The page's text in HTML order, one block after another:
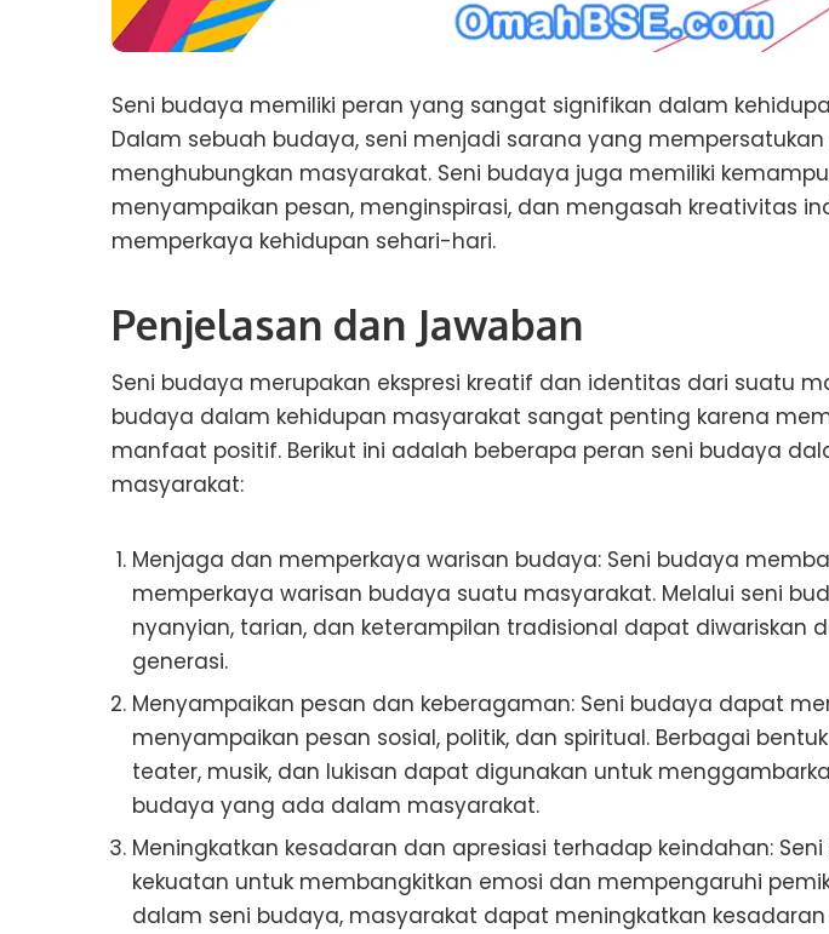
Seni budaya memiliki peran yang sangat signifikan dalam
Dalam sebuah budaya, seni menjadi sarana yang
menghubungkan masyarakat. Seni budaya juga memiliki
menyampaikan pesan, menginspirasi, dan mengasah kreativitas
memperkaya kehidupan sehari-hari.
Penjelasan dan Jawaban
Seni budaya merupakan ekspresi kreatif dan identitas dari suatu
budaya dalam kehidupan masyarakat sangat penting karena
manfaat positif. Berikut ini adalah beberapa peran seni budaya
masyarakat:
Menjaga dan memperkaya warisan budaya: Seni budaya
memperkaya warisan budaya suatu masyarakat. Melalui seni
nyanyian, tarian, dan keterampilan tradisional dapat diwariskan
generasi.
Menyampaikan pesan dan keberagaman: Seni budaya dapat
menyampaikan pesan sosial, politik, dan spiritual. Berbagai
teater, musik, dan lukisan dapat digunakan untuk
budaya yang ada dalam masyarakat.
Meningkatkan kesadaran dan apresiasi terhadap keindahan:
kekuatan untuk membangkitkan emosi dan mempengaruhi
dalam seni budaya, masyarakat dapat meningkatkan